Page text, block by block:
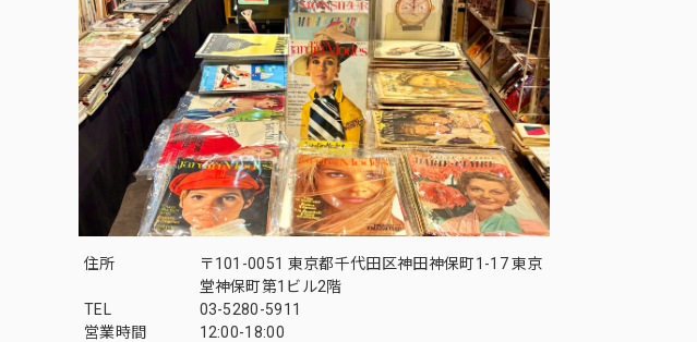
住所
〒101-0051 東京都千代田区神田神保町1-17 東京
堂神保町第1ビル2階
TEL
03-5280-5911
営業時間
12:00-18:00